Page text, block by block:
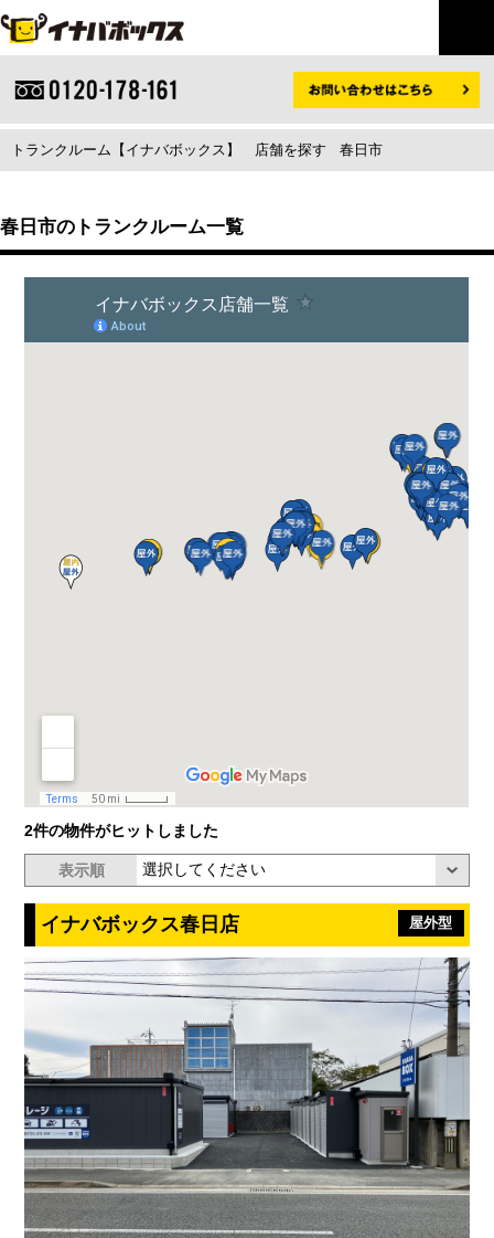
トランクルーム【イナバボックス】 店舗を探す 春日市
春日市のトランクルーム一覧
2件の物件がヒットしました
表示順
イナバボックス春日店 屋外型